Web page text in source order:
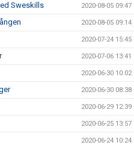
Sweskills 2020-08-05 09:47
2020-08-05 09:14
2020-07-24 15:45
2020-07-06 13:41
2020-06-30 10:02
2020-06-30 08:38
2020-06-29 12:39
2020-06-25 13:57
2020-06-24 10:24